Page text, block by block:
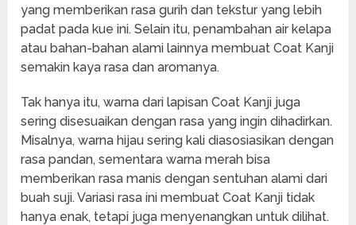
yang memberikan rasa gurih dan tekstur yang lebih
padat pada kue ini. Selain itu, penambahan air kelapa
atau bahan-bahan alami lainnya membuat Coat Kanji
semakin kaya rasa dan aromanya.
Tak hanya itu, warna dari lapisan Coat Kanji juga
sering disesuaikan dengan rasa yang ingin dihadirkan.
Misalnya, warna hijau sering kali diasosiasikan dengan
rasa pandan, sementara warna merah bisa
memberikan rasa manis dengan sentuhan alami dari
buah suji. Variasi rasa ini membuat Coat Kanji tidak
hanya enak, tetapi juga menyenangkan untuk dilihat.